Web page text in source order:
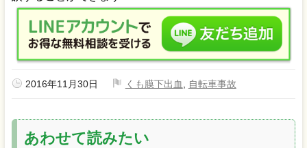
2016年11月30日 くも膜下出血, 自転車事故
あわせて読みたい